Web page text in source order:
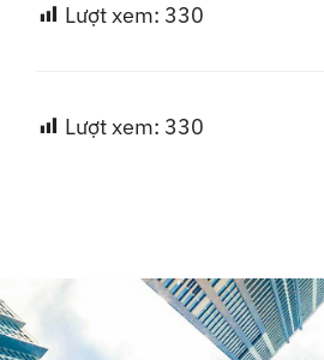
Lượt xem: 330
Lượt xem: 330